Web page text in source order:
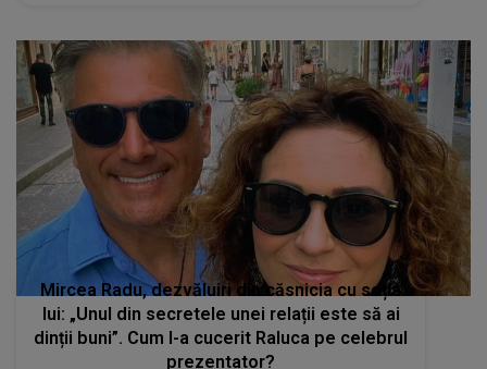
Mircea Radu, dezvăluiri din căsnicia cu soția
lui: „Unul din secretele unei relații este să ai
dinții buni”. Cum l-a cucerit Raluca pe celebrul
prezentator?